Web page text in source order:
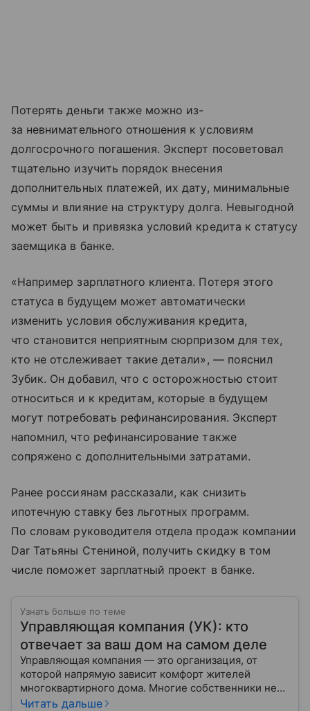
Потерять деньги также можно из-
за невнимательного отношения к условиям
долгосрочного погашения. Эксперт посоветовал
тщательно изучить порядок внесения
дополнительных платежей, их дату, минимальные
суммы и влияние на структуру долга. Невыгодной
может быть и привязка условий кредита к статусу
заемщика в банке.
«Например зарплатного клиента. Потеря этого
статуса в будущем может автоматически
изменить условия обслуживания кредита,
что становится неприятным сюрпризом для тех,
кто не отслеживает такие детали», — пояснил
Зубик. Он добавил, что с осторожностью стоит
относиться и к кредитам, которые в будущем
могут потребовать рефинансирования. Эксперт
напомнил, что рефинансирование также
сопряжено с дополнительными затратами.
Ранее россиянам рассказали, как снизить
ипотечную ставку без льготных программ.
По словам руководителя отдела продаж компании
Dar Татьяны Стениной, получить скидку в том
числе поможет зарплатный проект в банке.
Узнать больше по теме
Управляющая компания (УК): кто
отвечает за ваш дом на самом деле
Управляющая компания — это организация, от
которой напрямую зависит комфорт жителей
многоквартирного дома. Многие собственники не
до конца понимают, какие именно услуги УК
Читать дальше